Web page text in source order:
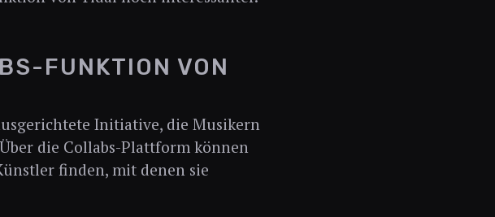
FUNKTION VON
Initiative, die Musikern
die Collabs-Plattform können
finden, mit denen sie